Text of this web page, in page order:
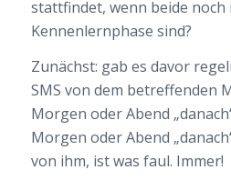
stattfindet, wenn beide noch
Kennenlernphase sind?
Zunächst: gab es davor
SMS von dem betreffenden
Morgen oder Abend
Morgen oder Abend
von ihm, ist was faul. Immer!